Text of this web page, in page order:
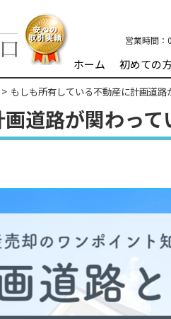
営業時間：
ホーム 初めての
もしも所有している不動産に計画道
道路が関わっ